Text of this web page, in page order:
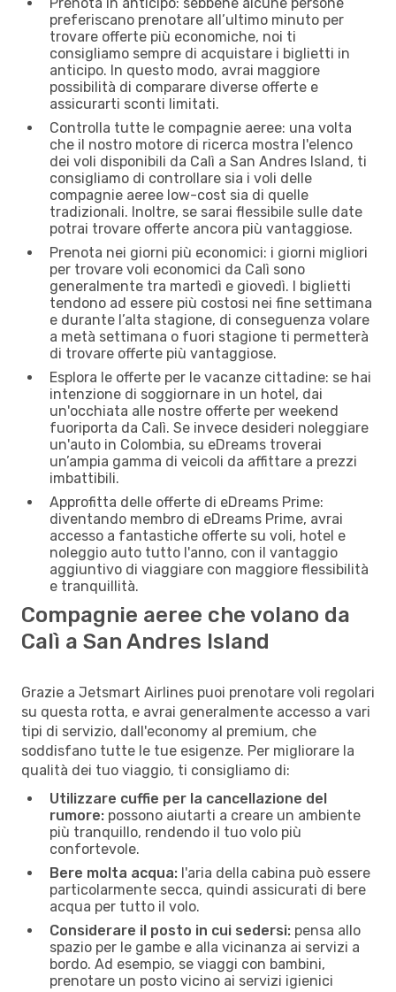
preferiscano prenotare all’ultimo minuto per
trovare offerte più economiche, noi ti
consigliamo sempre di acquistare i biglietti in
anticipo. In questo modo, avrai maggiore
possibilità di comparare diverse offerte e
assicurarti sconti limitati.
Controlla tutte le compagnie aeree: una volta
che il nostro motore di ricerca mostra l'elenco
dei voli disponibili da Calì a San Andres Island, ti
consigliamo di controllare sia i voli delle
compagnie aeree low-cost sia di quelle
tradizionali. Inoltre, se sarai flessibile sulle date
potrai trovare offerte ancora più vantaggiose.
Prenota nei giorni più economici: i giorni migliori
per trovare voli economici da Calì sono
generalmente tra martedì e giovedì. I biglietti
tendono ad essere più costosi nei fine settimana
e durante l’alta stagione, di conseguenza volare
a metà settimana o fuori stagione ti permetterà
di trovare offerte più vantaggiose.
Esplora le offerte per le vacanze cittadine: se hai
intenzione di soggiornare in un hotel, dai
un'occhiata alle nostre offerte per weekend
fuoriporta da Calì. Se invece desideri noleggiare
un'auto in Colombia, su eDreams troverai
un’ampia gamma di veicoli da affittare a prezzi
imbattibili.
Approfitta delle offerte di eDreams Prime:
diventando membro di eDreams Prime, avrai
accesso a fantastiche offerte su voli, hotel e
noleggio auto tutto l'anno, con il vantaggio
aggiuntivo di viaggiare con maggiore flessibilità
e tranquillità.
Compagnie aeree che volano da
Calì a San Andres Island
Grazie a Jetsmart Airlines puoi prenotare voli regolari
su questa rotta, e avrai generalmente accesso a vari
tipi di servizio, dall'economy al premium, che
soddisfano tutte le tue esigenze. Per migliorare la
qualità dei tuo viaggio, ti consigliamo di:
Utilizzare cuffie per la cancellazione del
rumore: possono aiutarti a creare un ambiente
più tranquillo, rendendo il tuo volo più
confortevole.
Bere molta acqua: l'aria della cabina può essere
particolarmente secca, quindi assicurati di bere
acqua per tutto il volo.
Considerare il posto in cui sedersi: pensa allo
spazio per le gambe e alla vicinanza ai servizi a
bordo. Ad esempio, se viaggi con bambini,
prenotare un posto vicino ai servizi igienici